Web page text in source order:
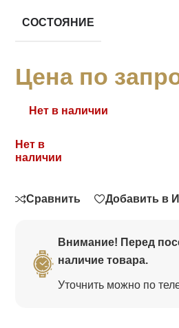
СОСТОЯНИЕ
Цена по
Нет в наличии
Нет в
наличии
Сравнить Добавить в
Внимание! Перед
наличие товара.
Уточнить можно по